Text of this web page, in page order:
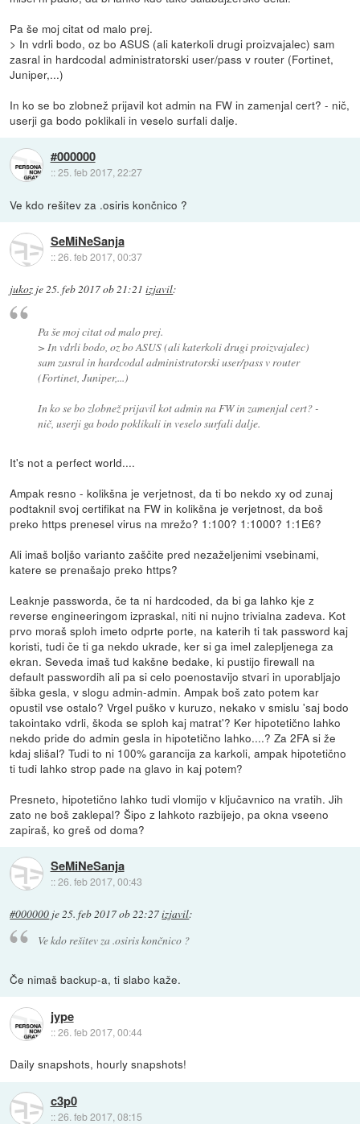
Pa še moj citat od malo prej.
> In vdrli bodo, oz bo ASUS (ali katerkoli drugi proizvajalec) sam
zasral in hardcodal administratorski user/pass v router (Fortinet,
Juniper,...)
In ko se bo zlobnež prijavil kot admin na FW in zamenjal cert? - nič,
userji ga bodo poklikali in veselo surfali dalje.
#000000
::25. feb 2017, 22:27
Ve kdo rešitev za .osiris končnico ?
SeMiNeSanja
::26. feb 2017, 00:37
jukoz je25. feb 2017 ob 21:21 izjavil:
Pa še moj citat od malo prej.
> In vdrli bodo, oz bo ASUS (ali katerkoli drugi proizvajalec)
sam zasral in hardcodal administratorski user/pass v router
(Fortinet, Juniper,...)
In ko se bo zlobnež prijavil kot admin na FW in zamenjal cert? -
nič, userji ga bodo poklikali in veselo surfali dalje.
It's not a perfect world....
Ampak resno - kolikšna je verjetnost, da ti bo nekdo xy od zunaj
podtaknil svoj certifikat na FW in kolikšna je verjetnost, da boš
preko https prenesel virus na mrežo? 1:100? 1:1000? 1:1E6?
Ali imaš boljšo varianto zaščite pred nezaželjenimi vsebinami,
katere se prenašajo preko https?
Leaknje passworda, če ta ni hardcoded, da bi ga lahko kje z
reverse engineeringom izpraskal, niti ni nujno trivialna zadeva. Kot
prvo moraš sploh imeto odprte porte, na katerih ti tak password kaj
koristi, tudi če ti ga nekdo ukrade, ker si ga imel zalepljenega za
ekran. Seveda imaš tud kakšne bedake, ki pustijo firewall na
default passwordih ali pa si celo poenostavijo stvari in uporabljajo
šibka gesla, v slogu admin-admin. Ampak boš zato potem kar
opustil vse ostalo? Vrgel puško v kuruzo, nekako v smislu 'saj bodo
takointako vdrli, škoda se sploh kaj matrat'? Ker hipotetično lahko
nekdo pride do admin gesla in hipotetično lahko....? Za 2FA si že
kdaj slišal? Tudi to ni 100% garancija za karkoli, ampak hipotetično
ti tudi lahko strop pade na glavo in kaj potem?
Presneto, hipotetično lahko tudi vlomijo v ključavnico na vratih. Jih
zato ne boš zaklepal? Šipo z lahkoto razbijejo, pa okna vseeno
zapiraš, ko greš od doma?
SeMiNeSanja
::26. feb 2017, 00:43
#000000 je25. feb 2017 ob 22:27izjavil:
Ve kdo rešitev za .osiris končnico ?
Če nimaš backup-a, ti slabo kaže.
jype
::26. feb 2017, 00:44
Daily snapshots, hourly snapshots!
c3p0
::26. feb 2017, 08:15